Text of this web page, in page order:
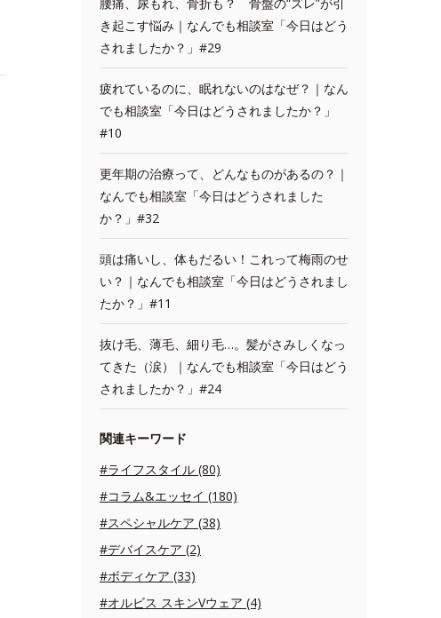
き起こす悩み｜なんでも相談室「今日はどう
されましたか？」#29
疲れているのに、眠れないのはなぜ？｜なん
でも相談室「今日はどうされましたか？」
#10
更年期の治療って、どんなものがあるの？｜
なんでも相談室「今日はどうされました
か？」#32
頭は痛いし、体もだるい！これって梅雨のせ
い？｜なんでも相談室「今日はどうされまし
たか？」#11
抜け毛、薄毛、細り毛…。髪がさみしくなっ
てきた（涙）｜なんでも相談室「今日はどう
されましたか？」#24
関連キーワード
#ライフスタイル (80)
#コラム&エッセイ (180)
#スペシャルケア (38)
#デバイスケア (2)
#ボディケア (33)
#オルビス スキンVウェア (4)